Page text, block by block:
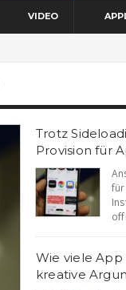
VIDEO
Trotz
Provision für
Wie viele App
kreative